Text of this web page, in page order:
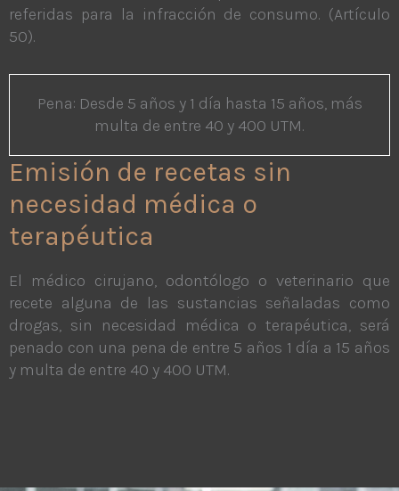
referidas para la infracción de consumo. (Artículo
50).
Pena: Desde 5 años y 1 día hasta 15 años, más
multa de entre 40 y 400 UTM.
Emisión de recetas sin
necesidad médica o
terapéutica
El médico cirujano, odontólogo o veterinario que
recete alguna de las sustancias señaladas como
drogas, sin necesidad médica o terapéutica, será
penado con una pena de entre 5 años 1 día a 15 años
y multa de entre 40 y 400 UTM.